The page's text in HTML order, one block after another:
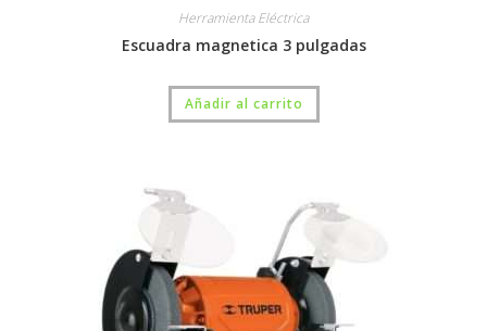
Herramienta Eléctrica
Escuadra magnetica 3 pulgadas
Añadir al carrito